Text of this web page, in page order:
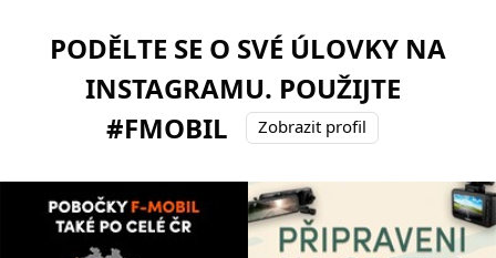
PODĚLTE SE O SVÉ ÚLOVKY NA
INSTAGRAMU. POUŽIJTE
#FMOBIL
Zobrazit profil